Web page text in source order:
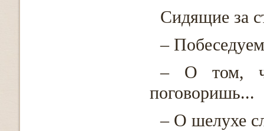
Сидящие за
–
– О том,
поговоришь...
– О шелухе